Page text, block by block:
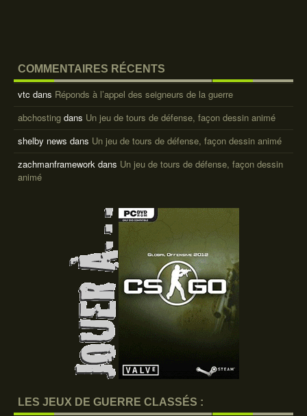
COMMENTAIRES RÉCENTS
vtc dans Réponds à l’appel des seigneurs de la guerre
abchosting dans Un jeu de tours de défense, façon dessin animé
shelby news dans Un jeu de tours de défense, façon dessin animé
zachmanframework dans Un jeu de tours de défense, façon dessin
animé
LES JEUX DE GUERRE CLASSÉS :